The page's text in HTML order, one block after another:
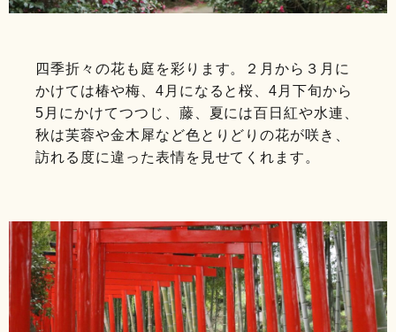
四季折々の花も庭を彩ります。２月から３月に
かけては椿や梅、4月になると桜、4月下旬から
5月にかけてつつじ、藤、夏には百日紅や水連、
秋は芙蓉や金木犀など色とりどりの花が咲き、
訪れる度に違った表情を見せてくれます。